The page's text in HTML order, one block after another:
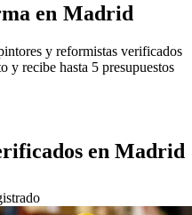
en Madrid
y reformistas verificados
y recibe hasta 5 presupuestos
en Madrid